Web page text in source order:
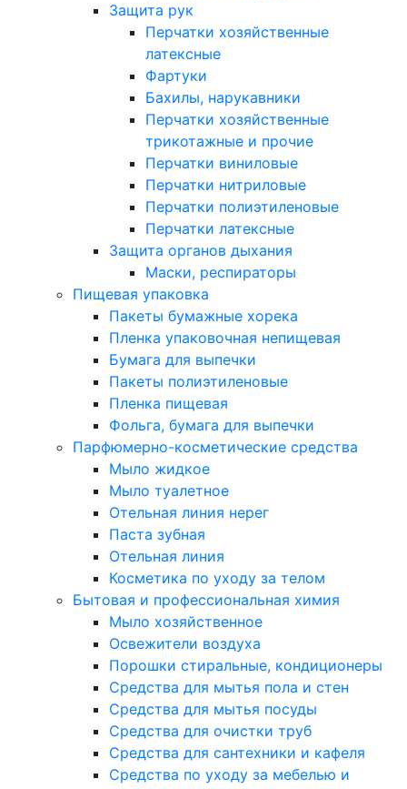
Защита рук
Перчатки хозяйственные
латексные
Фартуки
Бахилы, нарукавники
Перчатки хозяйственные
трикотажные и прочие
Перчатки виниловые
Перчатки нитриловые
Перчатки полиэтиленовые
Перчатки латексные
Защита органов дыхания
Маски, респираторы
Пищевая упаковка
Пакеты бумажные хорека
Пленка упаковочная непищевая
Бумага для выпечки
Пакеты полиэтиленовые
Пленка пищевая
Фольга, бумага для выпечки
Парфюмерно-косметические средства
Мыло жидкое
Мыло туалетное
Отельная линия нерег
Паста зубная
Отельная линия
Косметика по уходу за телом
Бытовая и профессиональная химия
Мыло хозяйственное
Освежители воздуха
Порошки стиральные, кондиционеры
Средства для мытья пола и стен
Средства для мытья посуды
Средства для очистки труб
Средства для сантехники и кафеля
Средства по уходу за мебелью и